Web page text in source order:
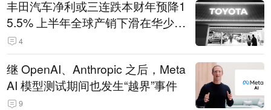
丰田汽车净利或三连跌本财年预降1
5.5% 上半年全球产销下滑在华少卖
14.3万辆
4
继 OpenAI、Anthropic 之后，Meta
AI 模型测试期间也发生“越界”事件
9